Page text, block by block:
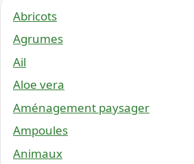
Abricots
Agrumes
Ail
Aloe vera
Aménagement paysager
Ampoules
Animaux